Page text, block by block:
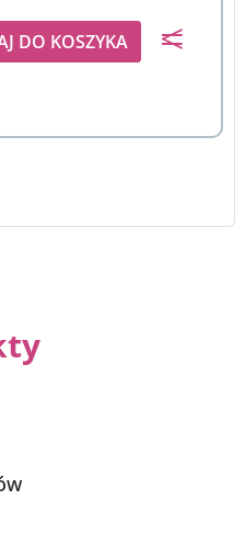
DO KOSZYKA